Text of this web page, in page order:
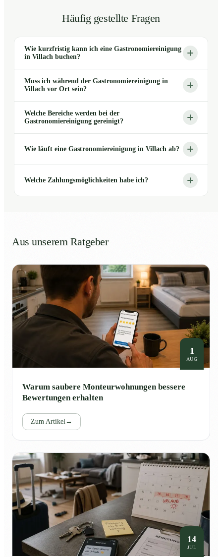
Häufig gestellte Fragen
Wie kurzfristig kann ich eine Gastronomiereinigung
in Villach buchen?
Muss ich während der Gastronomiereinigung in
Villach vor Ort sein?
Welche Bereiche werden bei der
Gastronomiereinigung gereinigt?
Wie läuft eine Gastronomiereinigung in Villach ab?
Welche Zahlungsmöglichkeiten habe ich?
Aus unserem Ratgeber
1
AUG
Warum saubere Monteurwohnungen bessere
Bewertungen erhalten
Zum Artikel→
14
JUL